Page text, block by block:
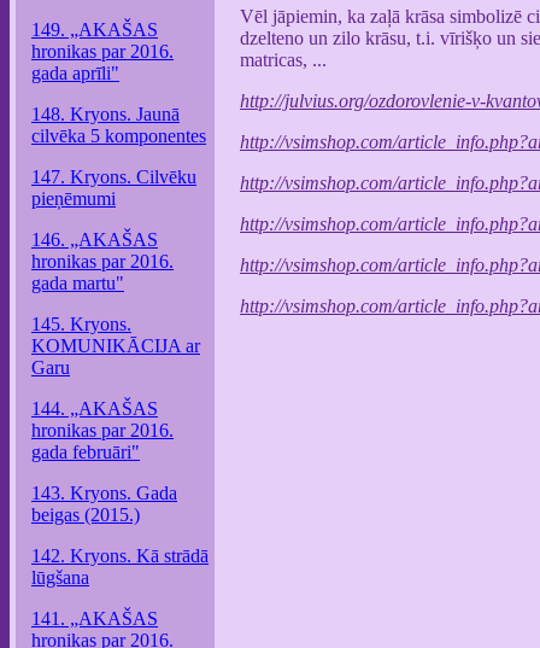
149. „AKAŠAS
hronikas par 2016.
gada aprīli"
148. Kryons. Jaunā
cilvēka 5 komponentes
147. Kryons. Cilvēku
pieņēmumi
146. „AKAŠAS
hronikas par 2016.
gada martu"
145. Kryons.
KOMUNIKĀCIJA ar
Garu
144. „AKAŠAS
hronikas par 2016.
gada februāri"
143. Kryons. Gada
beigas (2015.)
142. Kryons. Kā strādā
lūgšana
141. „AKAŠAS
hronikas par 2016.
Vēl jāpiemin, ka zaļā krāsa simbolizē
dzelteno un zilo krāsu, t.i. vīrišķo un
matricas, ...
http://julvius.org/ozdorovlenie-v-
http://vsimshop.com/
http://vsimshop.com/
http://vsimshop.com/
http://vsimshop.com/
http://vsimshop.com/